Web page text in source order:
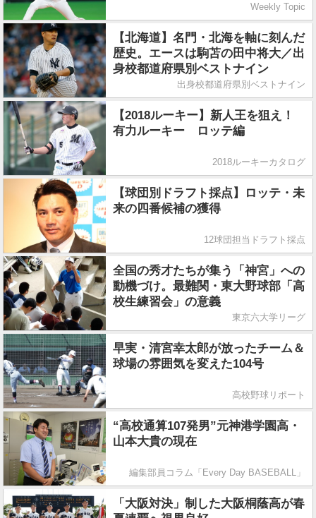
Weekly Topic
【北海道】名門・北海を軸に刻んだ
歴史。エースは駒苫の田中将大／出
身校都道府県別ベストナイン
出身校都道府県別ベストナイン
【2018ルーキー】新人王を狙え！
有力ルーキー ロッテ編
2018ルーキーカタログ
【球団別ドラフト採点】ロッテ・未
来の四番候補の獲得
12球団担当ドラフト採点
全国の秀才たちが集う「神宮」への
動機づけ。最難関・東大野球部「高
校生練習会」の意義
東京六大学リーグ
早実・清宮幸太郎が放ったチーム＆
球場の雰囲気を変えた104号
高校野球リポート
“高校通算107発男”元神港学園高・
山本大貴の現在
編集部員コラム「Every Day BASEBALL」
「大阪対決」制した大阪桐蔭高が春